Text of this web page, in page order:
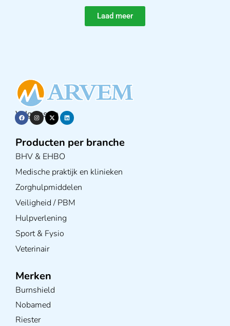
Laad meer
Volg ons op
Producten per branche
BHV & EHBO
Medische praktijk en klinieken
Zorghulpmiddelen
Veiligheid / PBM
Hulpverlening
Sport & Fysio
Veterinair
Merken
Burnshield
Nobamed
Riester